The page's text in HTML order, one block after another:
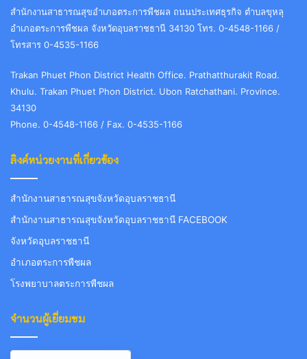
สำนักงานสาธารณสุขอำเภอตระการพืชผล ถนนประเทศธุรกิจ ตำบลขุหลุ
อำเภอตระการพืชผล จังหวัดอุบลราชธานี 34130 โทร. 0-4548-1166 /
โทรสาร 0-4535-1166
Trakan Phuet Phon District Health Office. Prathatthurakit Road.
Khulu. Trakan Phuet Phon District. Ubon Ratchathani. Province.
34130
Phone. 0-4548-1166 / Fax. 0-4535-1166
ลิงค์หน่วยงานที่เกี่ยวข้อง
สำนักงานสาธารณสุขจังหวัดอุบลราชธานี
สำนักงานสาธารณสุขจังหวัดอุบลราชธานี FACEBOOK
จังหวัดอุบลราชธานี
อำเภอตระการพืชผล
โรงพยาบาลตระการพืชผล
จำนวนผู้เยี่ยมชม